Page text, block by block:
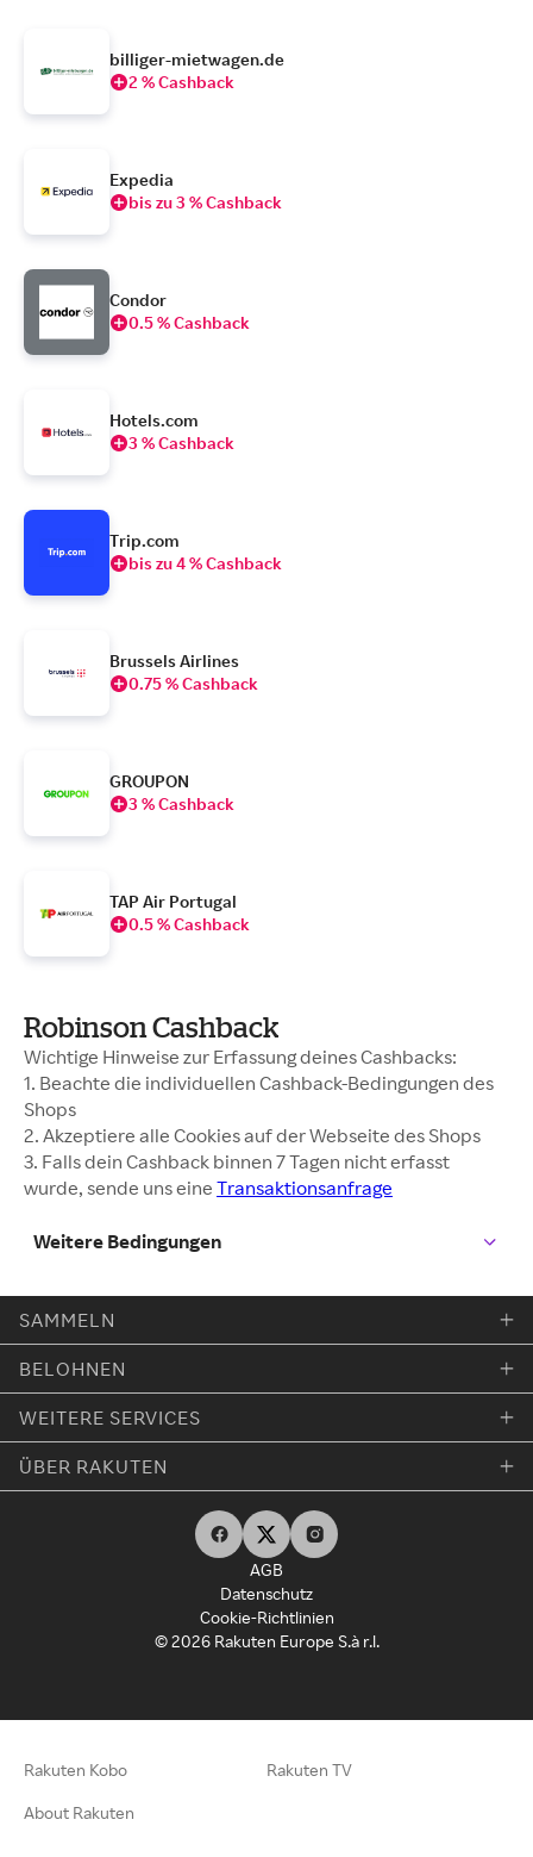
billiger-mietwagen.de
2 % Cashback
Expedia
bis zu 3 % Cashback
Condor
0.5 % Cashback
Hotels.com
3 % Cashback
Trip.com
bis zu 4 % Cashback
Brussels Airlines
0.75 % Cashback
GROUPON
3 % Cashback
TAP Air Portugal
0.5 % Cashback
Robinson Cashback
Wichtige Hinweise zur Erfassung deines Cashbacks:
1. Beachte die individuellen Cashback-Bedingungen des
Shops
2. Akzeptiere alle Cookies auf der Webseite des Shops
3. Falls dein Cashback binnen 7 Tagen nicht erfasst
wurde, sende uns eine Transaktionsanfrage
Weitere Bedingungen
SAMMELN
BELOHNEN
WEITERE SERVICES
ÜBER RAKUTEN
AGB
Datenschutz
Cookie-Richtlinien
© 2026 Rakuten Europe S.à r.l.
Rakuten Kobo Rakuten TV
About Rakuten